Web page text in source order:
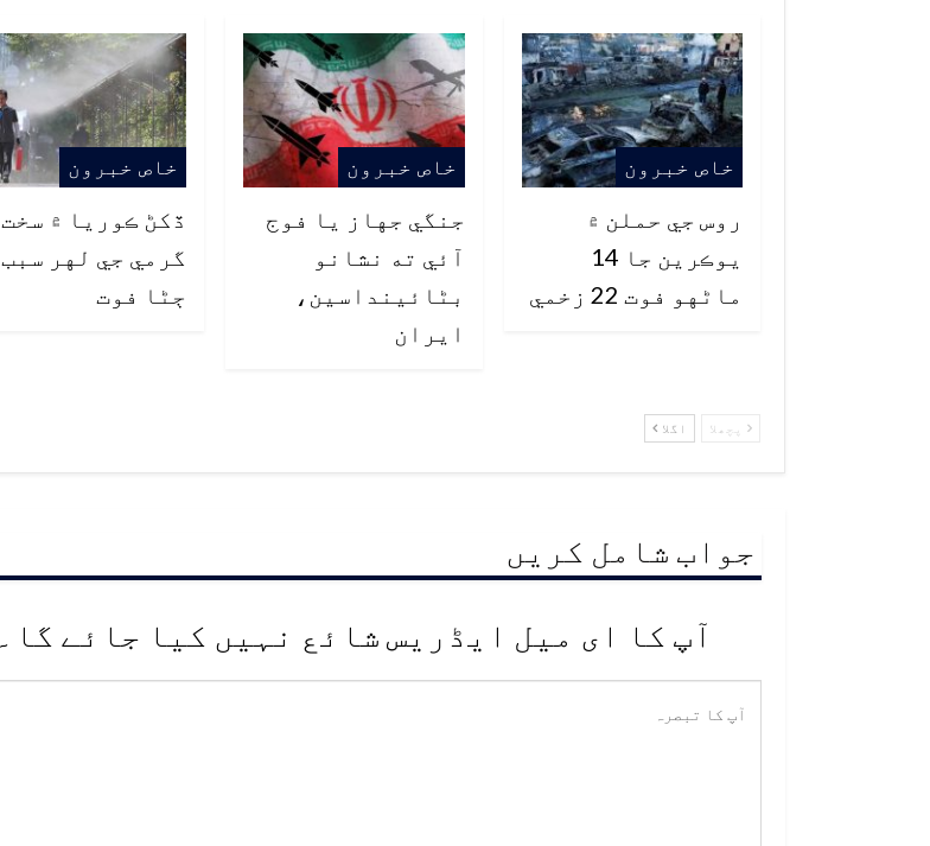
خاص خبرون
روس جي حملن ۾
يوڪرين جا 14
ماڻهو فوت 22 زخمي
خاص خبرون
جنگي جهاز يا فوج
آئي ته نشانو
بڻائينداسين،
ايران
خاص خبرون
ڏکڻ ڪوريا ۾ سخت
ڄڻا فوت
پچھلا اگلا
جواب شامل کریں
آپ کا ای میل ایڈریس شائع نہیں کیا جائے گا۔